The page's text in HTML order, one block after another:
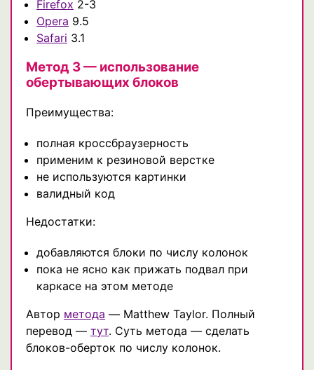
Firefox 2-3
Opera 9.5
Safari 3.1
Метод 3 — использование
обертывающих блоков
Преимущества:
полная кроссбраузерность
применим к резиновой верстке
не используются картинки
валидный код
Недостатки:
добавляются блоки по числу колонок
пока не ясно как прижать подвал при
каркасе на этом методе
Автор метода — Matthew Taylor. Полный
перевод — тут. Суть метода — сделать
блоков-оберток по числу колонок.